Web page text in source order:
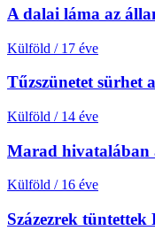
A dalai láma az
Külföld / 17 éve
Tűzszünetet sürhet
Külföld / 14 éve
Marad hivatalában
Külföld / 16 éve
Százezrek